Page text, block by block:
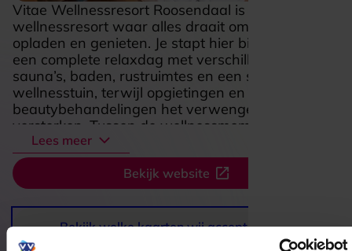
Vitae Wellnessresort Roosendaal is een stijlvol
wellnessresort waar alles draait om vertragen,
opladen en genieten. Je stapt hier binnen voor
een complete relaxdag met verschillende
sauna’s, baden, rustruimtes en een serene
wellnesstuin, terwijl opgietingen en
beautybehandelingen het verwengevoel extra
versterken. Tussen de wellnessmomenten door
schuif je aan in het restaurant voor een frisse
lunch, een uitgebreid diner of iets lekkers om de
dag ontspannen voort te zetten. De combinatie
van warmte, rust en verzorging maakt deze plek
aantrekkelijk voor iedereen die even helemaal uit
de drukte wil stappen en zichzelf een luxe pauze
gunt.
Lees meer
Bekijk website
Bekijk welke kaarten wij accepteren